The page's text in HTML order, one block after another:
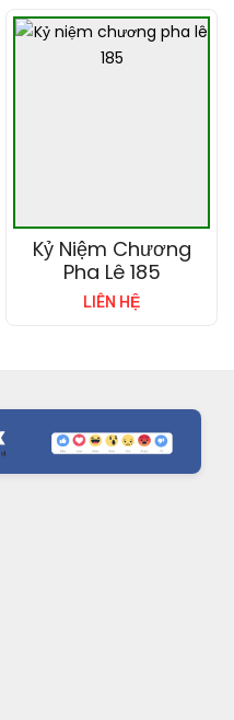
Kỷ Niệm Chương
Pha Lê 185
LIÊN HỆ